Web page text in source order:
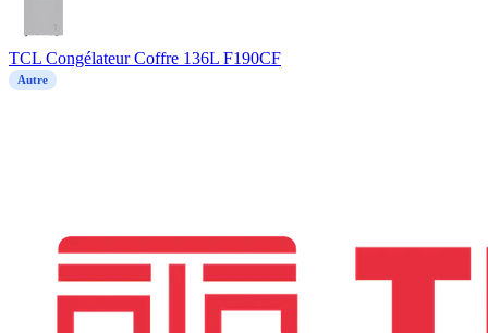
TCL Congélateur Coffre 136L F190CF
Autre